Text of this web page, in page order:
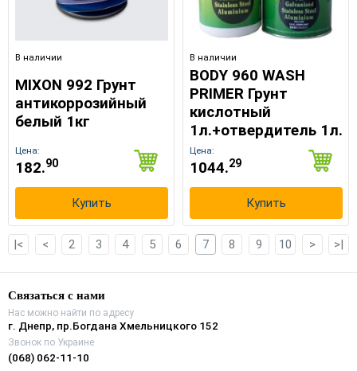
В наличии
MIXON 992 Грунт
антикоррозийный
белый 1кг
Цена:
182.90
Купить
В наличии
BODY 960 WASH
PRIMER Грунт
кислотный
1л.+отвердитель 1л.
Цена:
1044.29
Купить
|< < 2 3 4 5 6 7 8 9 10 > >|
Связаться с нами
Нас можно найти по адресу
г. Днепр, пр.Богдана Хмельницкого 152
Звонок по Украине
(068) 062-11-10